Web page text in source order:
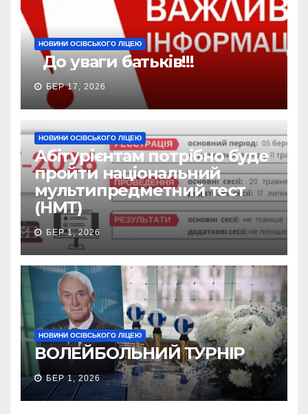
НОВИНИ ОСІВСЬКОГО ЛІЦЕЮ
До уваги батьків!!!
БЕР 17, 2026
НОВИНИ ОСІВСЬКОГО ЛІЦЕЮ
Абітурієнтам потрібно буде
пройти національний
мультипредметний тест
(НМТ)
БЕР 1, 2026
НОВИНИ ОСІВСЬКОГО ЛІЦЕЮ
ВОЛЕЙБОЛЬНИЙ ТУРНІР
БЕР 1, 2026